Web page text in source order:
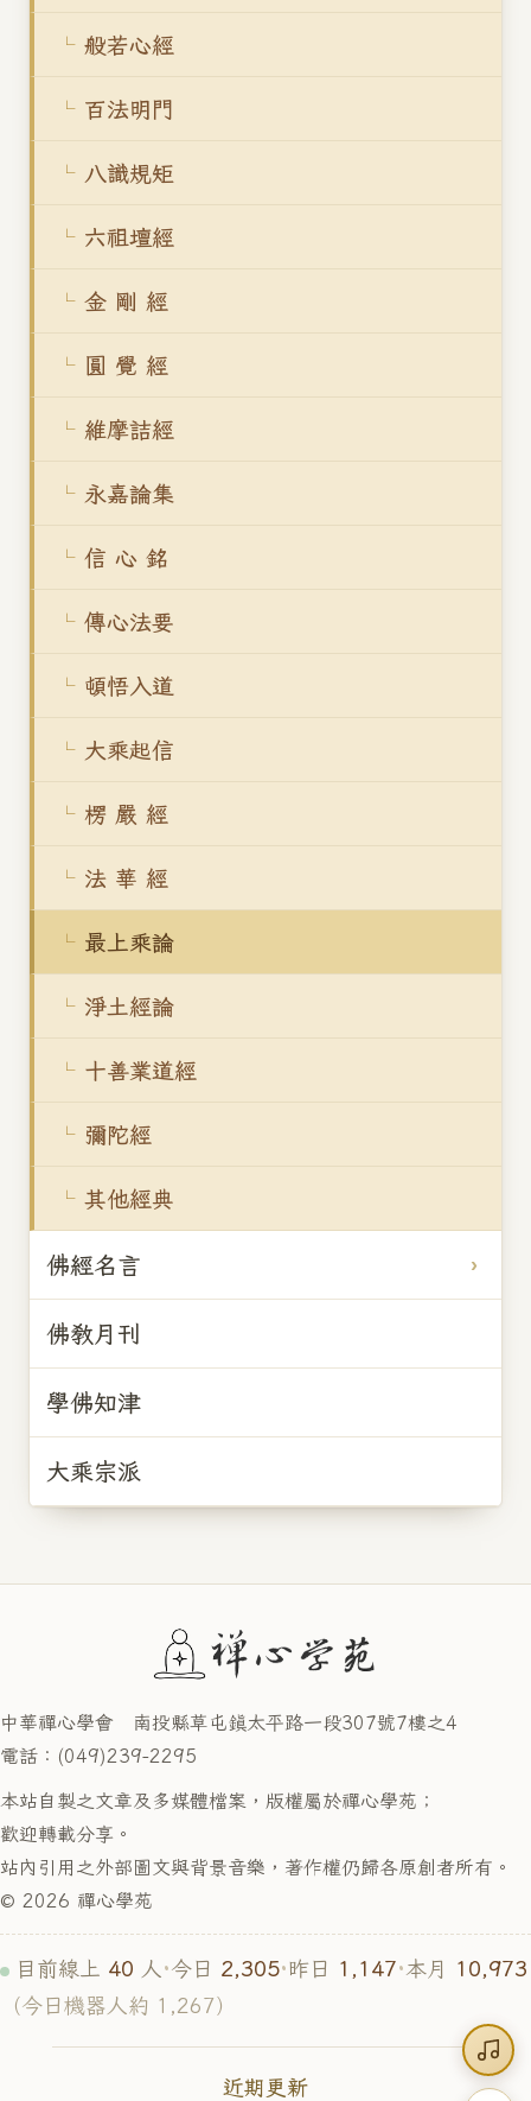
般若心經
百法明門
八識規矩
六祖壇經
金 剛 經
圓 覺 經
維摩詰經
永嘉論集
信 心 銘
傳心法要
頓悟入道
大乘起信
楞 嚴 經
法 華 經
最上乘論
淨土經論
十善業道經
彌陀經
其他經典
佛經名言
佛教月刊
學佛知津
大乘宗派
中華禪心學會 南投縣草屯鎮太平路一段307號7樓之4
電話：(049)239-2295
本站自製之文章及多媒體檔案，版權屬於禪心學苑；
歡迎轉載分享。
站內引用之外部圖文與背景音樂，著作權仍歸各原創者所有。
© 2026 禪心學苑
目前線上 40 人·今日 2,305·昨日 1,147·本月 10,973
（今日機器人約 1,267）
近期更新